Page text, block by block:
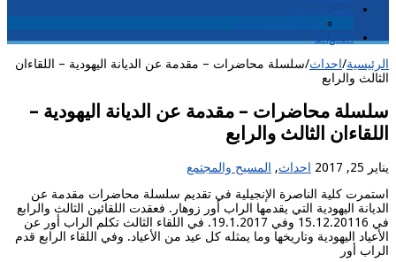
الرئيسية/احداث/سلسلة محاضرات – مقدمة عن الديانة اليهودية – اللقاءان
الثالث والرابع
سلسلة محاضرات – مقدمة عن الديانة اليهودية –
اللقاءان الثالث والرابع
يناير 25, 2017 احداث, المسيح والمجتمع
استمرت كلية الناصرة الإنجيلية في تقديم سلسلة محاضرات مقدمة عن
الديانة اليهودية التي يقدمها الراب أور زوهار. فعقدت اللقائين الثالث والرابع
في 15.12.20116 وفي 19.1.2017. في اللقاء الثالث تكلم الراب أور عن
الأعياد اليهودية وتاريخها وما يمثله كل عيد من الأعياد. وفي اللقاء الرابع قدم
الراب أور